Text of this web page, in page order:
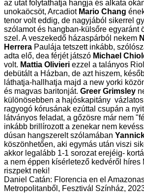
az utat folytathatja hangja és alkata
unokaöcsöt, Arcadiot Mario Chang
tenor volt eddig, de nagyjából sikerrel
szólamot és hangban-külsőre egyaránt
szel. A veszekedő házaspárból nekem
Herrera Paulája tetszett inkább,
adta elő, dea férjét játszó Michael
volt. Mattia Olivieri ezzel a talányos
debütált a Házban, de azt hiszem,
láthatja-hallhatja majd a new yorki
és magvas baritonját. Greer Grimsley
különösebben a hajóskapitány
ragyogó kórusának ezúttal csupán a
látványos feladat, a gőzösre már nem
inkább brillírozott a zenekar nem
dúsan hangszerelt szólamában
köszönhetően, aki egymás után viszi
akkor legalább 1-1 sorozat erejéig-
a nem éppen kísérletező kedvéről híres
riszpekt neki!
Daniel Catán: Florencia en el
Metropolitanből, Fesztivál Színház,